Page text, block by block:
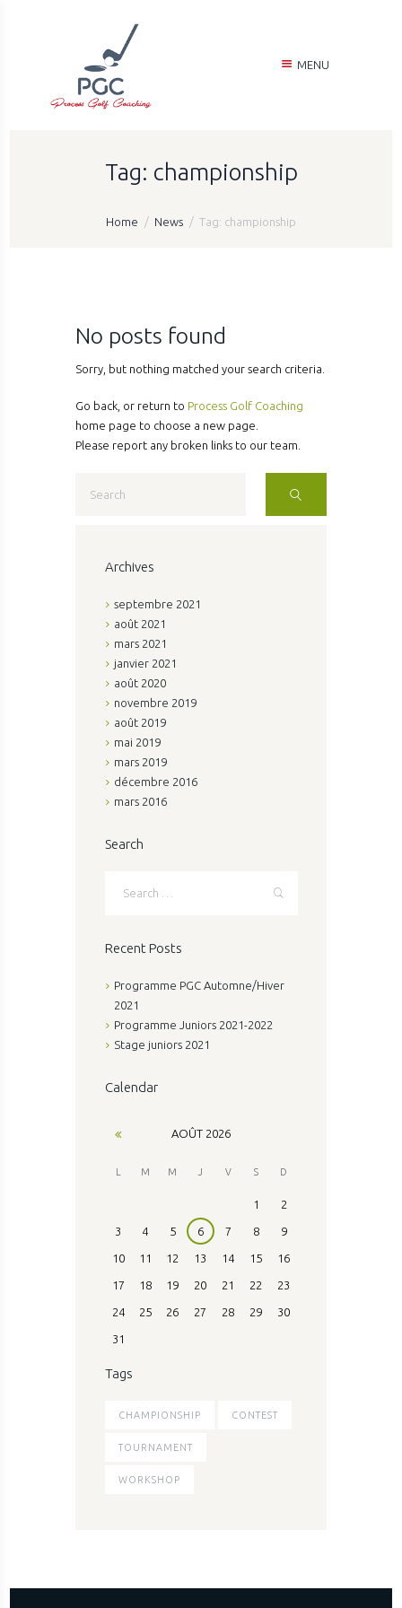
MENU
Tag: championship
Home News Tag: championship
No posts found
Sorry, but nothing matched your search criteria.
Go back, or return to Process Golf Coaching
home page to choose a new page.
Please report any broken links to our team.
Archives
septembre 2021
août 2021
mars 2021
janvier 2021
août 2020
novembre 2019
août 2019
mai 2019
mars 2019
décembre 2016
mars 2016
Search
Recent Posts
Programme PGC Automne/Hiver
2021
Programme Juniors 2021-2022
Stage juniors 2021
Calendar
AOÛT 2026
L M M J V S D
1 2
3 4 5 6 7 8 9
10 11 12 13 14 15 16
17 18 19 20 21 22 23
24 25 26 27 28 29 30
31
Tags
CHAMPIONSHIP CONTEST
TOURNAMENT
WORKSHOP